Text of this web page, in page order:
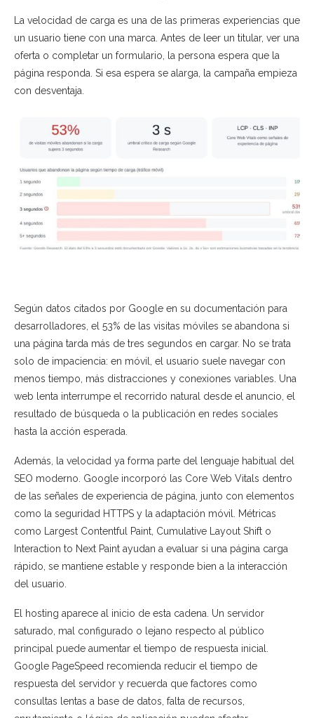
La velocidad de carga es una de las primeras experiencias que
un usuario tiene con una marca. Antes de leer un titular, ver una
oferta o completar un formulario, la persona espera que la
página responda. Si esa espera se alarga, la campaña empieza
con desventaja.
Según datos citados por Google en su documentación para
desarrolladores, el 53% de las visitas móviles se abandona si
una página tarda más de tres segundos en cargar. No se trata
solo de impaciencia: en móvil, el usuario suele navegar con
menos tiempo, más distracciones y conexiones variables. Una
web lenta interrumpe el recorrido natural desde el anuncio, el
resultado de búsqueda o la publicación en redes sociales
hasta la acción esperada.
Además, la velocidad ya forma parte del lenguaje habitual del
SEO moderno. Google incorporó las Core Web Vitals dentro
de las señales de experiencia de página, junto con elementos
como la seguridad HTTPS y la adaptación móvil. Métricas
como Largest Contentful Paint, Cumulative Layout Shift o
Interaction to Next Paint ayudan a evaluar si una página carga
rápido, se mantiene estable y responde bien a la interacción
del usuario.
El hosting aparece al inicio de esta cadena. Un servidor
saturado, mal configurado o lejano respecto al público
principal puede aumentar el tiempo de respuesta inicial.
Google PageSpeed recomienda reducir el tiempo de
respuesta del servidor y recuerda que factores como
consultas lentas a base de datos, falta de recursos,